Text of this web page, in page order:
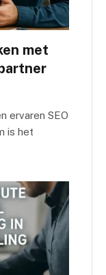
met
ervaren SEO
is het